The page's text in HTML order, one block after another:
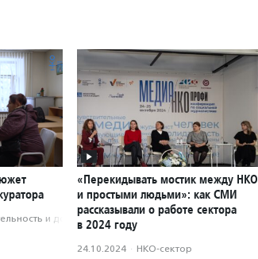
и доброволь­чест­во
«Перекидывать мостик между НКО
и простыми людьми»: как СМИ
рассказывали о работе сектора
в 2024 году
24.10.2024 · НКО-сектор